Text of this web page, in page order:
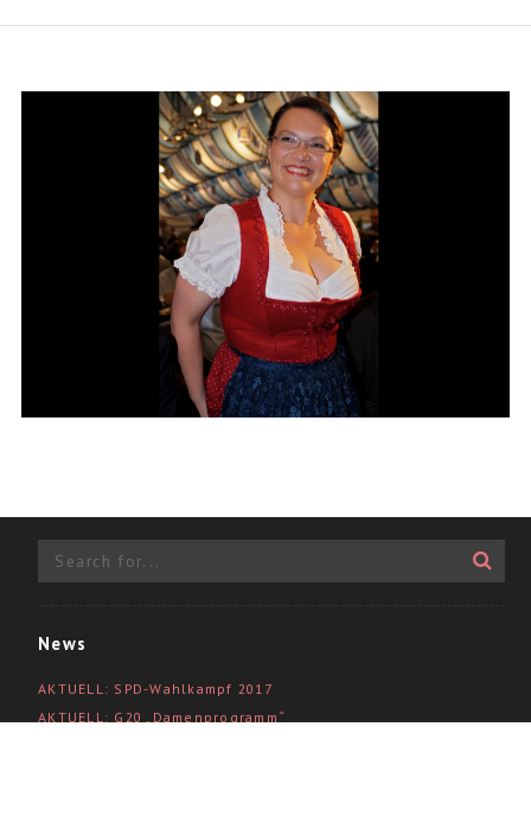
News
AKTUELL: SPD-Wahlkampf 2017
AKTUELL: G20 „Damenprogramm“